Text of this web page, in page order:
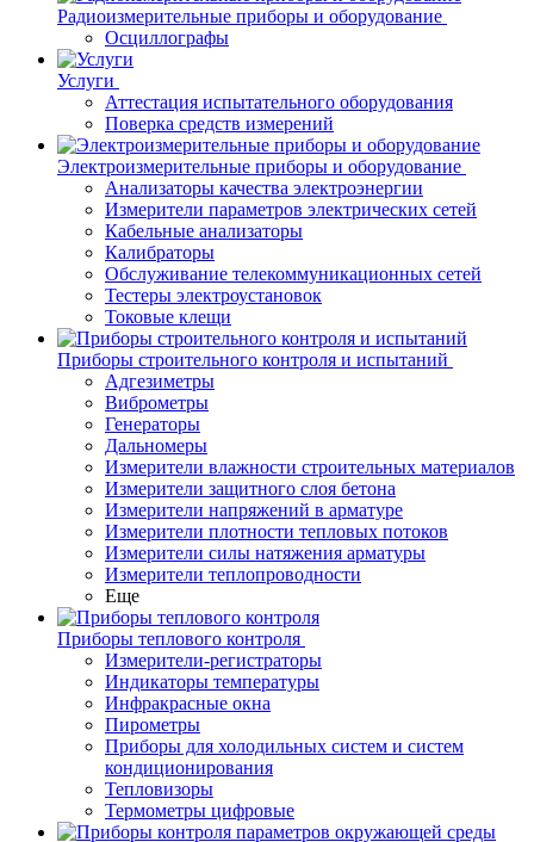
Радиоизмерительные приборы и оборудование
Осциллографы
Услуги
Аттестация испытательного оборудования
Поверка средств измерений
Электроизмерительные приборы и оборудование
Анализаторы качества электроэнергии
Измерители параметров электрических сетей
Кабельные анализаторы
Калибраторы
Обслуживание телекоммуникационных сетей
Тестеры электроустановок
Токовые клещи
Приборы строительного контроля и испытаний
Адгезиметры
Виброметры
Генераторы
Дальномеры
Измерители влажности строительных материалов
Измерители защитного слоя бетона
Измерители напряжений в арматуре
Измерители плотности тепловых потоков
Измерители силы натяжения арматуры
Измерители теплопроводности
Еще
Приборы теплового контроля
Измерители-регистраторы
Индикаторы температуры
Инфракрасные окна
Пирометры
Приборы для холодильных систем и систем
кондиционирования
Тепловизоры
Термометры цифровые